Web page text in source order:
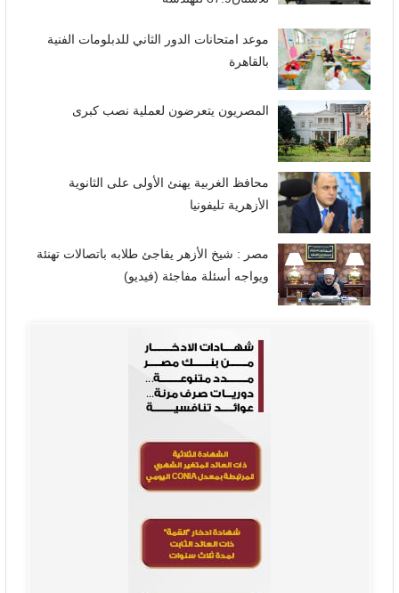
موعد امتحانات الدور الثاني للدبلومات الفنية
بالقاهرة
المصريون يتعرضون لعملية نصب كبرى
محافظ الغربية يهنئ الأولى على الثانوية
الأزهرية تليفونيا
مصر : شيخ الأزهر يفاجئ طلابه باتصالات تهنئة
ويواجه أسئلة مفاجئة (فيديو)